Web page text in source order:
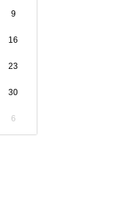
9
16
23
30
6